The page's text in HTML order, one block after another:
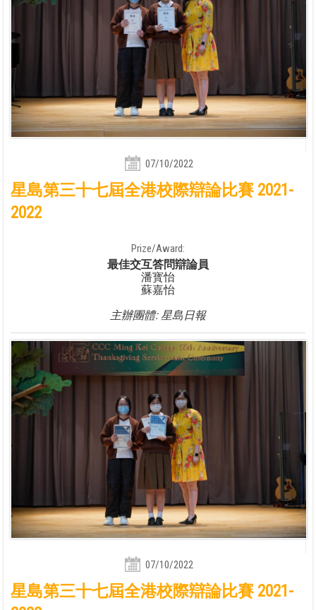
07/10/2022
星島第三十七屆全港校際辯論比賽 2021-
2022
Prize/Award:
最佳交互答問辯論員
潘寳怡
蘇嘉怡
主辦團體: 星島日報
07/10/2022
星島第三十七屆全港校際辯論比賽 2021-